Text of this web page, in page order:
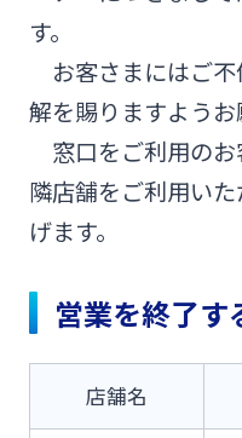
よくあるご質問
English
個人のお客さま
法人・個人事業主
す。
お客さまにはご
解を賜りますようお
窓口をご利用のお
隣店舗をご利用い
げます。
営業を終了す
店舗名